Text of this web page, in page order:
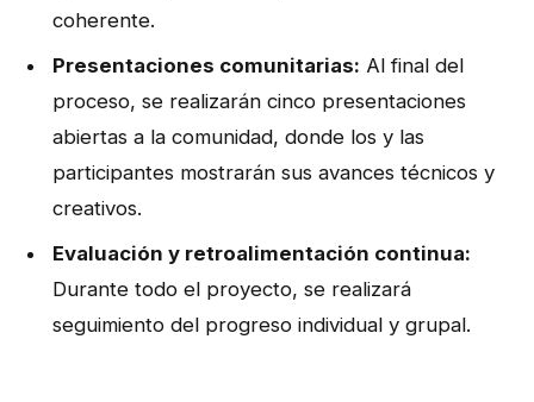
coherente.
Presentaciones comunitarias: Al final del
proceso, se realizarán cinco presentaciones
abiertas a la comunidad, donde los y las
participantes mostrarán sus avances técnicos y
creativos.
Evaluación y retroalimentación continua:
Durante todo el proyecto, se realizará
seguimiento del progreso individual y grupal.